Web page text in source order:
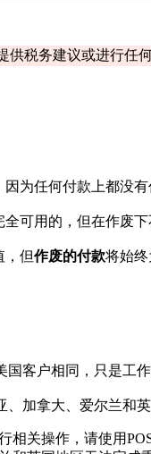
供税务建议或进行任
为任何付款上都没
可用的，但在作废
，但作废的付款将始终
国客户相同，只是工
、加拿大、爱尔兰和
关操作，请使用